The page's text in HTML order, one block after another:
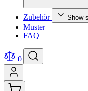
Zubehör Show
Muster
FAQ
0